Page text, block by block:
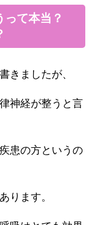
って本当？
きましたが、
神経が整うと言
患の方というの
ります。